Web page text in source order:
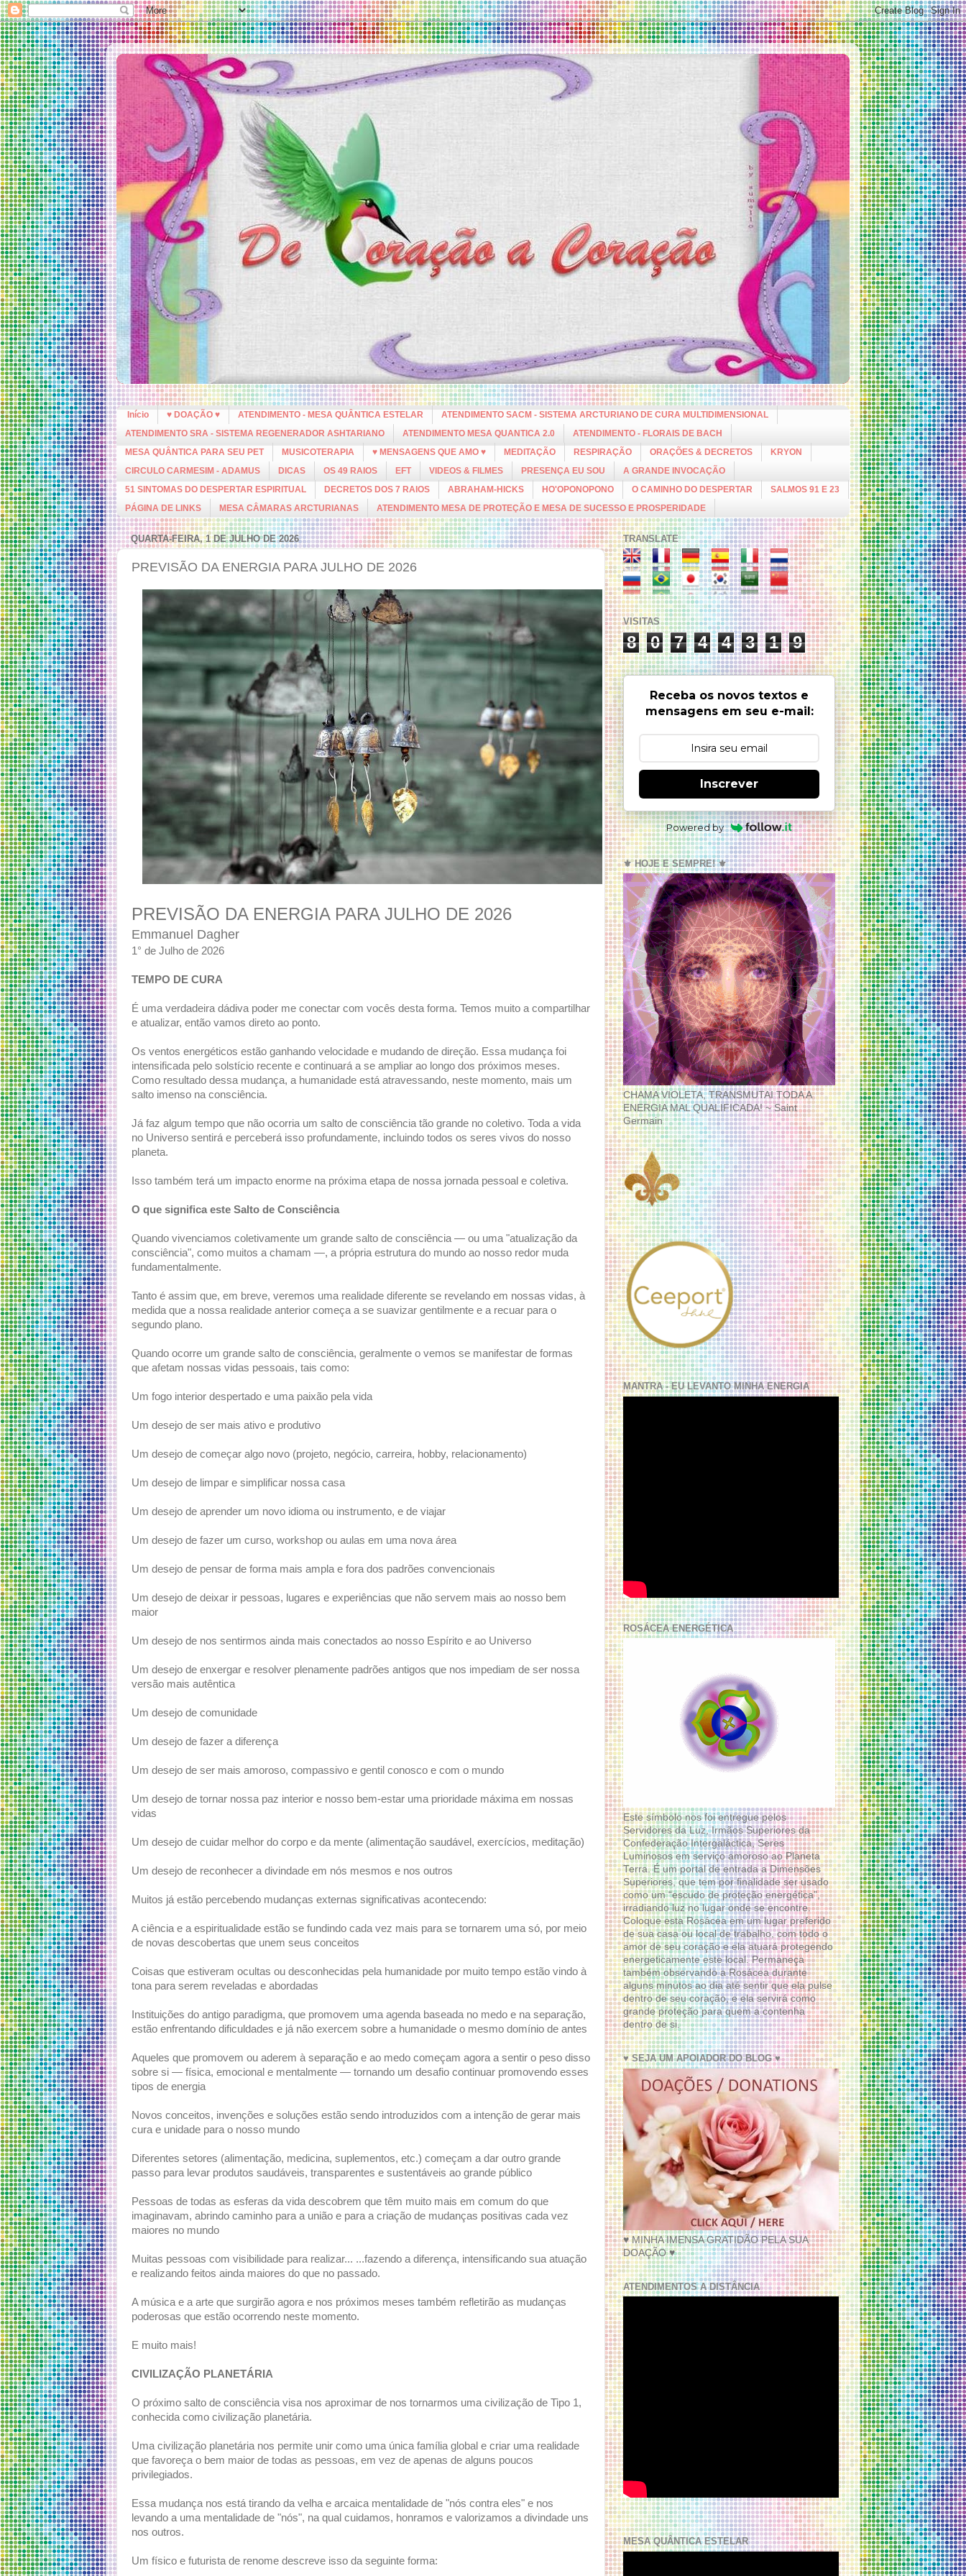
Início ♥ DOAÇÃO ♥ ATENDIMENTO - MESA QUÂNTICA ESTELAR
ATENDIMENTO SACM - SISTEMA ARCTURIANO DE CURA MULTIDIMENSIONAL
ATENDIMENTO SRA - SISTEMA REGENERADOR ASHTARIANO
ATENDIMENTO MESA QUANTICA 2.0
ATENDIMENTO - FLORAIS DE BACH
MESA QUÂNTICA PARA SEU PET
MUSICOTERAPIA ♥ MENSAGENS QUE AMO ♥ MEDITAÇÃO RESPIRAÇÃO ORAÇÕES & DECRETOS
KRYON
CIRCULO CARMESIM - ADAMUS
DICAS OS 49 RAIOS EFT VIDEOS & FILMES PRESENÇA EU SOU
A GRANDE INVOCAÇÃO
51 SINTOMAS DO DESPERTAR ESPIRITUAL
DECRETOS DOS 7 RAIOS ABRAHAM-HICKS HO'OPONOPONO O CAMINHO DO DESPERTAR
SALMOS 91 E 23
PÁGINA DE LINKS
MESA CÂMARAS ARCTURIANAS ATENDIMENTO MESA DE PROTEÇÃO E MESA DE SUCESSO E PROSPERIDADE
QUARTA-FEIRA, 1 DE JULHO DE 2026
PREVISÃO DA ENERGIA PARA JULHO DE 2026
PREVISÃO DA ENERGIA PARA JULHO DE 2026
Emmanuel Dagher
1° de Julho de 2026
TEMPO DE CURA
É uma verdadeira dádiva poder me conectar com vocês desta forma. Temos muito a compartilhar
e atualizar, então vamos direto ao ponto.
Os ventos energéticos estão ganhando velocidade e mudando de direção. Essa mudança foi
intensificada pelo solstício recente e continuará a se ampliar ao longo dos próximos meses.
Como resultado dessa mudança, a humanidade está atravessando, neste momento, mais um
salto imenso na consciência.
Já faz algum tempo que não ocorria um salto de consciência tão grande no coletivo. Toda a vida
no Universo sentirá e perceberá isso profundamente, incluindo todos os seres vivos do nosso
planeta.
Isso também terá um impacto enorme na próxima etapa de nossa jornada pessoal e coletiva.
O que significa este Salto de Consciência
Quando vivenciamos coletivamente um grande salto de consciência — ou uma "atualização da
consciência", como muitos a chamam —, a própria estrutura do mundo ao nosso redor muda
fundamentalmente.
Tanto é assim que, em breve, veremos uma realidade diferente se revelando em nossas vidas, à
medida que a nossa realidade anterior começa a se suavizar gentilmente e a recuar para o
segundo plano.
Quando ocorre um grande salto de consciência, geralmente o vemos se manifestar de formas
que afetam nossas vidas pessoais, tais como:
Um fogo interior despertado e uma paixão pela vida
Um desejo de ser mais ativo e produtivo
Um desejo de começar algo novo (projeto, negócio, carreira, hobby, relacionamento)
Um desejo de limpar e simplificar nossa casa
Um desejo de aprender um novo idioma ou instrumento, e de viajar
Um desejo de fazer um curso, workshop ou aulas em uma nova área
Um desejo de pensar de forma mais ampla e fora dos padrões convencionais
Um desejo de deixar ir pessoas, lugares e experiências que não servem mais ao nosso bem
maior
Um desejo de nos sentirmos ainda mais conectados ao nosso Espírito e ao Universo
Um desejo de enxergar e resolver plenamente padrões antigos que nos impediam de ser nossa
versão mais autêntica
Um desejo de comunidade
Um desejo de fazer a diferença
Um desejo de ser mais amoroso, compassivo e gentil conosco e com o mundo
Um desejo de tornar nossa paz interior e nosso bem-estar uma prioridade máxima em nossas
vidas
Um desejo de cuidar melhor do corpo e da mente (alimentação saudável, exercícios, meditação)
Um desejo de reconhecer a divindade em nós mesmos e nos outros
Muitos já estão percebendo mudanças externas significativas acontecendo:
A ciência e a espiritualidade estão se fundindo cada vez mais para se tornarem uma só, por meio
de novas descobertas que unem seus conceitos
Coisas que estiveram ocultas ou desconhecidas pela humanidade por muito tempo estão vindo à
tona para serem reveladas e abordadas
Instituições do antigo paradigma, que promovem uma agenda baseada no medo e na separação,
estão enfrentando dificuldades e já não exercem sobre a humanidade o mesmo domínio de antes
Aqueles que promovem ou aderem à separação e ao medo começam agora a sentir o peso disso
sobre si — física, emocional e mentalmente — tornando um desafio continuar promovendo esses
tipos de energia
Novos conceitos, invenções e soluções estão sendo introduzidos com a intenção de gerar mais
cura e unidade para o nosso mundo
Diferentes setores (alimentação, medicina, suplementos, etc.) começam a dar outro grande
passo para levar produtos saudáveis, transparentes e sustentáveis ​​ao grande público
Pessoas de todas as esferas da vida descobrem que têm muito mais em comum do que
imaginavam, abrindo caminho para a união e para a criação de mudanças positivas cada vez
maiores no mundo
Muitas pessoas com visibilidade para realizar... ...fazendo a diferença, intensificando sua atuação
e realizando feitos ainda maiores do que no passado.
A música e a arte que surgirão agora e nos próximos meses também refletirão as mudanças
poderosas que estão ocorrendo neste momento.
E muito mais!
CIVILIZAÇÃO PLANETÁRIA
O próximo salto de consciência visa nos aproximar de nos tornarmos uma civilização de Tipo 1,
conhecida como civilização planetária.
Uma civilização planetária nos permite unir como uma única família global e criar uma realidade
que favoreça o bem maior de todas as pessoas, em vez de apenas de alguns poucos
privilegiados.
Essa mudança nos está tirando da velha e arcaica mentalidade de "nós contra eles" e nos
levando a uma mentalidade de "nós", na qual cuidamos, honramos e valorizamos a divindade uns
nos outros.
Um físico e futurista de renome descreve isso da seguinte forma:
TRANSLATE
VISITAS
8 0 7 4 4 3 1 9
Receba os novos textos e
mensagens em seu e-mail:
Inscrever
Powered by
⚜️ HOJE E SEMPRE! ⚜️
CHAMA VIOLETA, TRANSMUTAI TODA A
ENERGIA MAL QUALIFICADA! ~ Saint
Germain
MANTRA - EU LEVANTO MINHA ENERGIA
ROSÁCEA ENERGÉTICA
Este símbolo nos foi entregue pelos
Servidores da Luz, Irmãos Superiores da
Confederação Intergaláctica, Seres
Luminosos em serviço amoroso ao Planeta
Terra. É um portal de entrada a Dimensões
Superiores, que tem por finalidade ser usado
como um “escudo de proteção energética”,
irradiando luz no lugar onde se encontre.
Coloque esta Rosácea em um lugar preferido
de sua casa ou local de trabalho, com todo o
amor de seu coração e ela atuará protegendo
energeticamente este local. Permaneça
também observando a Rosácea durante
alguns minutos ao dia até sentir que ela pulse
dentro de seu coração, e ela servirá como
grande proteção para quem a contenha
dentro de si.
♥ SEJA UM APOIADOR DO BLOG ♥
♥ MINHA IMENSA GRATIDÃO PELA SUA
DOAÇÃO ♥
ATENDIMENTOS A DISTÂNCIA
MESA QUÂNTICA ESTELAR